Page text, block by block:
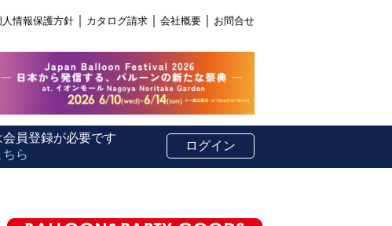
人情報保護方針 カタログ請求 会社概要 お問合せ
会員登録が必要です
ら
ログイン